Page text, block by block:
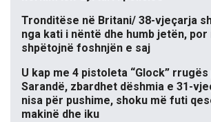
Tronditëse në Britani/ 38-vjeçarja
nga kati i nëntë dhe humb jetën,
shpëtojnë foshnjën e saj
U kap me 4 pistoleta “Glock”
Sarandë, zbardhet dëshmia e 31-
nisa për pushime, shoku më futi
makinë dhe iku